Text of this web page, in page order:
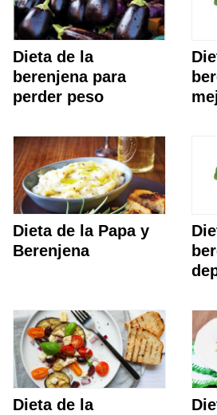
Dieta de la
berenjena para
perder peso
Dieta de la Papa y
Berenjena
Dieta de la